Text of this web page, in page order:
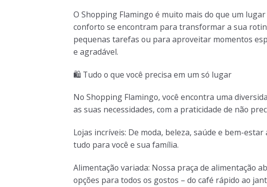
O Shopping Flamingo é muito mais do que um
conforto se encontram para transformar a sua
pequenas tarefas ou para aproveitar momentos
e agradável.
🛍️ Tudo o que você precisa em um só lugar
No Shopping Flamingo, você encontra uma
as suas necessidades, com a praticidade de não
Lojas incríveis: De moda, beleza, saúde e bem-
tudo para você e sua família.
Alimentação variada: Nossa praça de alimentação
opções para todos os gostos – do café rápido ao